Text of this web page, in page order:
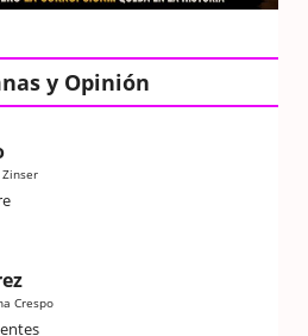
y Opinión
Zinser
Crespo